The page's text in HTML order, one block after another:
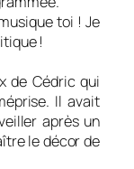
toi ! Je
!
de Cédric qui
Il avait
après un
le décor de